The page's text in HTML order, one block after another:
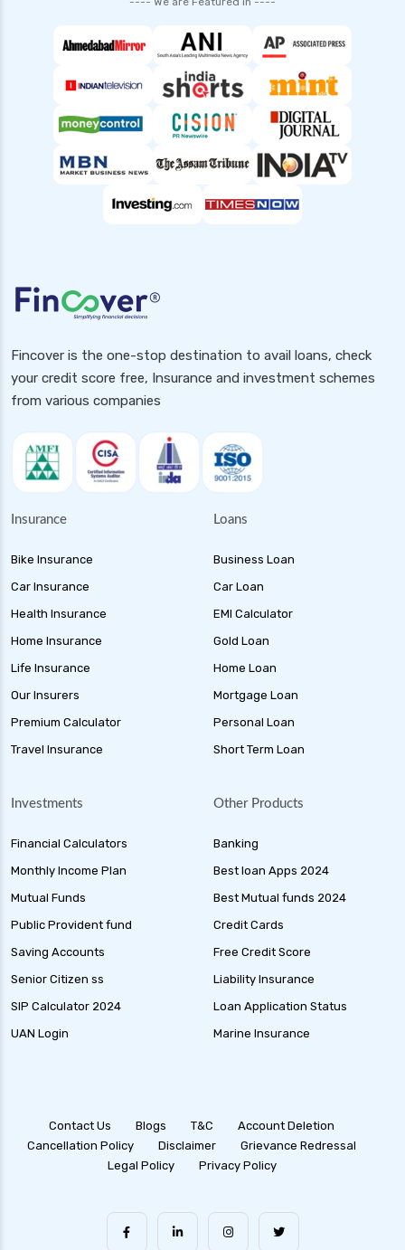
Fincover is the one-stop destination to avail loans, check
your credit score free, Insurance and investment schemes
from various companies
Insurance
Bike Insurance
Car Insurance
Health Insurance
Home Insurance
Life Insurance
Our Insurers
Premium Calculator
Travel Insurance
Loans
Business Loan
Car Loan
EMI Calculator
Gold Loan
Home Loan
Mortgage Loan
Personal Loan
Short Term Loan
Investments
Financial Calculators
Monthly Income Plan
Mutual Funds
Public Provident fund
Saving Accounts
Senior Citizen ss
SIP Calculator 2024
UAN Login
Other Products
Banking
Best loan Apps 2024
Best Mutual funds 2024
Credit Cards
Free Credit Score
Liability Insurance
Loan Application Status
Marine Insurance
Contact Us Blogs T&C
Account Deletion
Cancellation Policy
Disclaimer
Grievance Redressal
Legal Policy
Privacy Policy